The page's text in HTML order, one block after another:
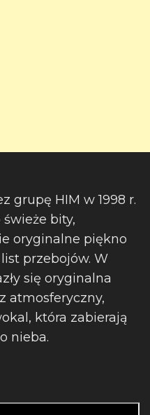
grupę HIM w 1998 r.
bity,
oryginalne piękno
przebojów. W
się oryginalna
atmosferyczny,
która zabierają
nieba.